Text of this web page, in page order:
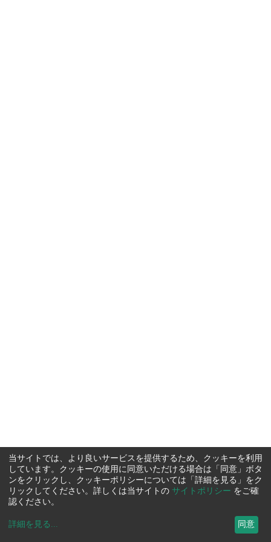
当サイトでは、より良いサービスを提供するため、クッキーを利用
しています。クッキーの使用に同意いただける場合は「同意」ボタ
ンをクリックし、クッキーポリシーについては「詳細を見る」をク
リックしてください。詳しくは当サイトの サイトポリシー をご確
認ください。
詳細を見る ... 同意